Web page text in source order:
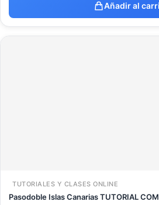
Añadir al
TUTORIALES Y CLASES ONLINE
Pasodoble Islas Canarias